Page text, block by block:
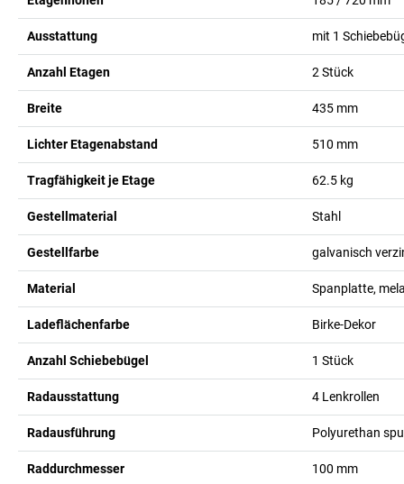
Ausstattung mit 1
Anzahl Etagen 2 Stück
Breite 435 mm
Lichter Etagenabstand 510 mm
Tragfähigkeit je Etage 62.5 kg
Gestellmaterial Stahl
Gestellfarbe galvanisch
Material Spanplatte,
Ladeflächenfarbe Birke-Dekor
Anzahl Schiebebügel 1 Stück
Radausstattung 4 Lenkrollen
Radausführung Polyurethan
Raddurchmesser 100 mm